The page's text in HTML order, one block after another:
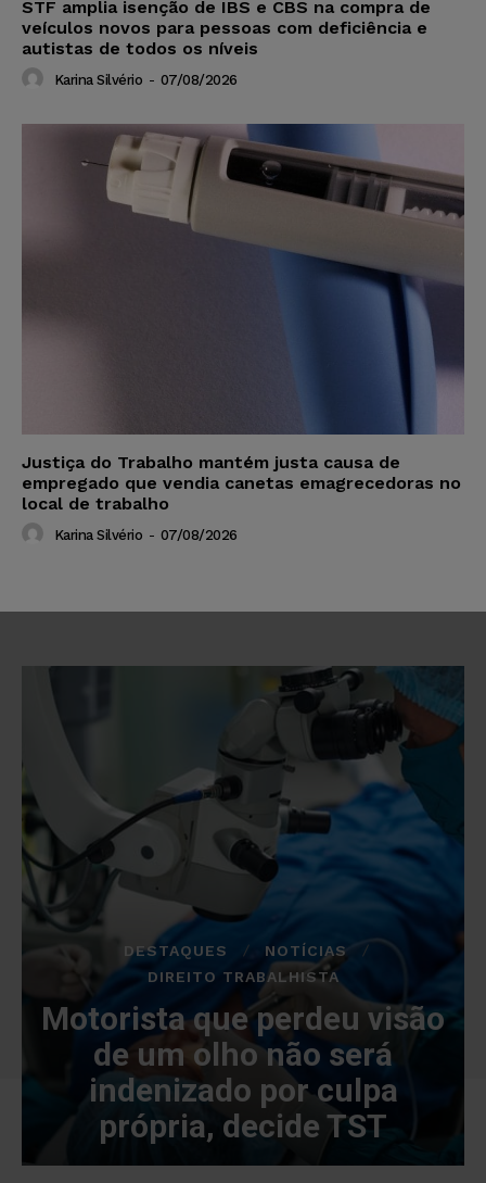
STF amplia isenção de IBS e CBS na compra de
veículos novos para pessoas com deficiência e
autistas de todos os níveis
Karina Silvério - 07/08/2026
Justiça do Trabalho mantém justa causa de
empregado que vendia canetas emagrecedoras no
local de trabalho
Karina Silvério - 07/08/2026